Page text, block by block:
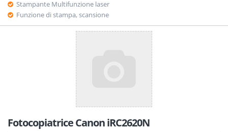
Stampante Multifunzione laser
Funzione di stampa, scansione
Fotocopiatrice Canon iRC2620N